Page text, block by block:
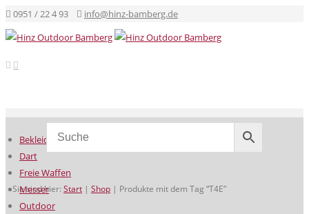
0951 / 22 4 93 info@hinz-bamberg.de
Sie sind hier: Start | Shop | Produkte mit dem Tag “T4E”
Bekleidung
Dart
Freie Waffen
Messer
Outdoor